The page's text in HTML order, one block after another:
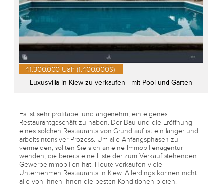
41.300.000 Uah (1.400.000$)
Luxusvilla in Kiew zu verkaufen - mit Pool und Garten
Es ist sehr profitabel und angenehm, ein eigenes
Restaurantgeschäft zu haben. Der Bau und die Eröffnung
eines solchen Restaurants von Grund auf ist ein langer und
arbeitsintensiver Prozess. Um alle Anfangsphasen zu
vermeiden, sollten Sie sich an eine Immobilienagentur
wenden, die bereits eine Liste der zum Verkauf stehenden
Gewerbeimmobilien hat. Heute verkaufen viele
Unternehmen Restaurants in Kiew. Allerdings können nicht
alle von ihnen Ihnen die besten Konditionen bieten.